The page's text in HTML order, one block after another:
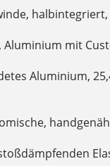
Aluminium mit
Aluminium,